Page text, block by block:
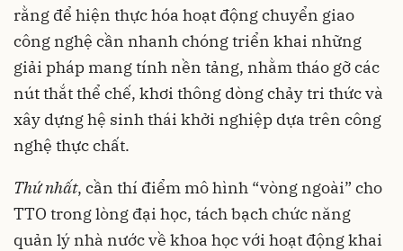
rằng để hiện thực hóa hoạt động chuyển giao
công nghệ cần nhanh chóng triển khai những
giải pháp mang tính nền tảng, nhằm tháo gỡ các
nút thắt thể chế, khơi thông dòng chảy tri thức và
xây dựng hệ sinh thái khởi nghiệp dựa trên công
nghệ thực chất.
Thứnhất, cần thí điểm mô hình “vòng ngoài” cho
TTO trong lòng đại học, tách bạch chức năng
quản lý nhà nước về khoa học với hoạt động khai